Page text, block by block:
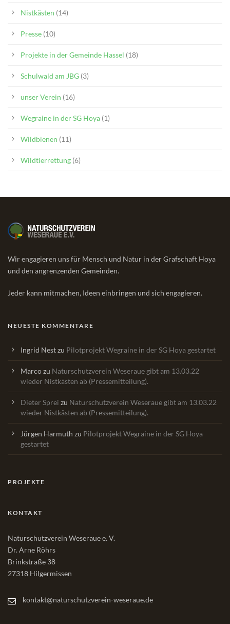
Nistkästen (14)
Presse (10)
Projekte in der Gemeinde Hassel (18)
Schulwald am JBG (3)
unser Verein (16)
Wegraine in der SG Hoya (1)
Wildbienen (11)
Wildtierrettung (6)
Wir engagieren uns für Mensch und Natur in der Grafschaft Hoya
und den angrenzenden Gemeinden.
Jeder kann mitmachen, Ideen einbringen und sich engagieren.
NEUESTE KOMMENTARE
Ingrid Nestzu Pilotprojekt Wegraine in der SG Hoya gestartet
Marcozu Naturschutzverein Weseraue gibt am 13.03.22
wieder Nistkästen ab (Pressemitteilung).
Dieter Sprei zu Naturschutzverein Weseraue gibt am 13.03.22
wieder Nistkästen ab (Pressemitteilung).
Jürgen Harmuth zu Pilotprojekt Wegraine in der SG Hoya
gestartet
PROJEKTE
KONTAKT
Naturschutzverein Weseraue e. V.
Dr. Arne Röhrs
Brinkstraße 38
27318 Hilgermissen
kontakt@naturschutzverein-weseraue.de